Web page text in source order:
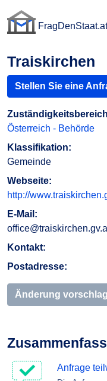
FragDenStaat.at
Traiskirchen
Stellen Sie eine
Österreich - Behörde
Klassifikation:
Gemeinde
Webseite:
http://
E-Mail:
Kontakt:
Postadresse:
Änderung
Anfrage